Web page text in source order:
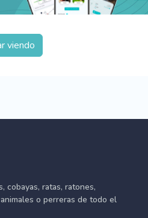
viendo
cobayas, ratas, ratones,
o perreras de todo el